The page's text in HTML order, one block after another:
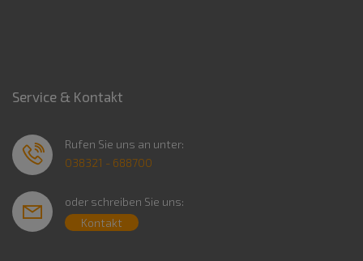
Service & Kontakt
Rufen Sie uns an unter:
038321 - 688700
oder schreiben Sie uns:
Kontakt